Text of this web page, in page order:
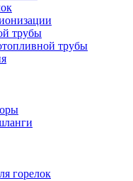
трубы
трубы
горелок